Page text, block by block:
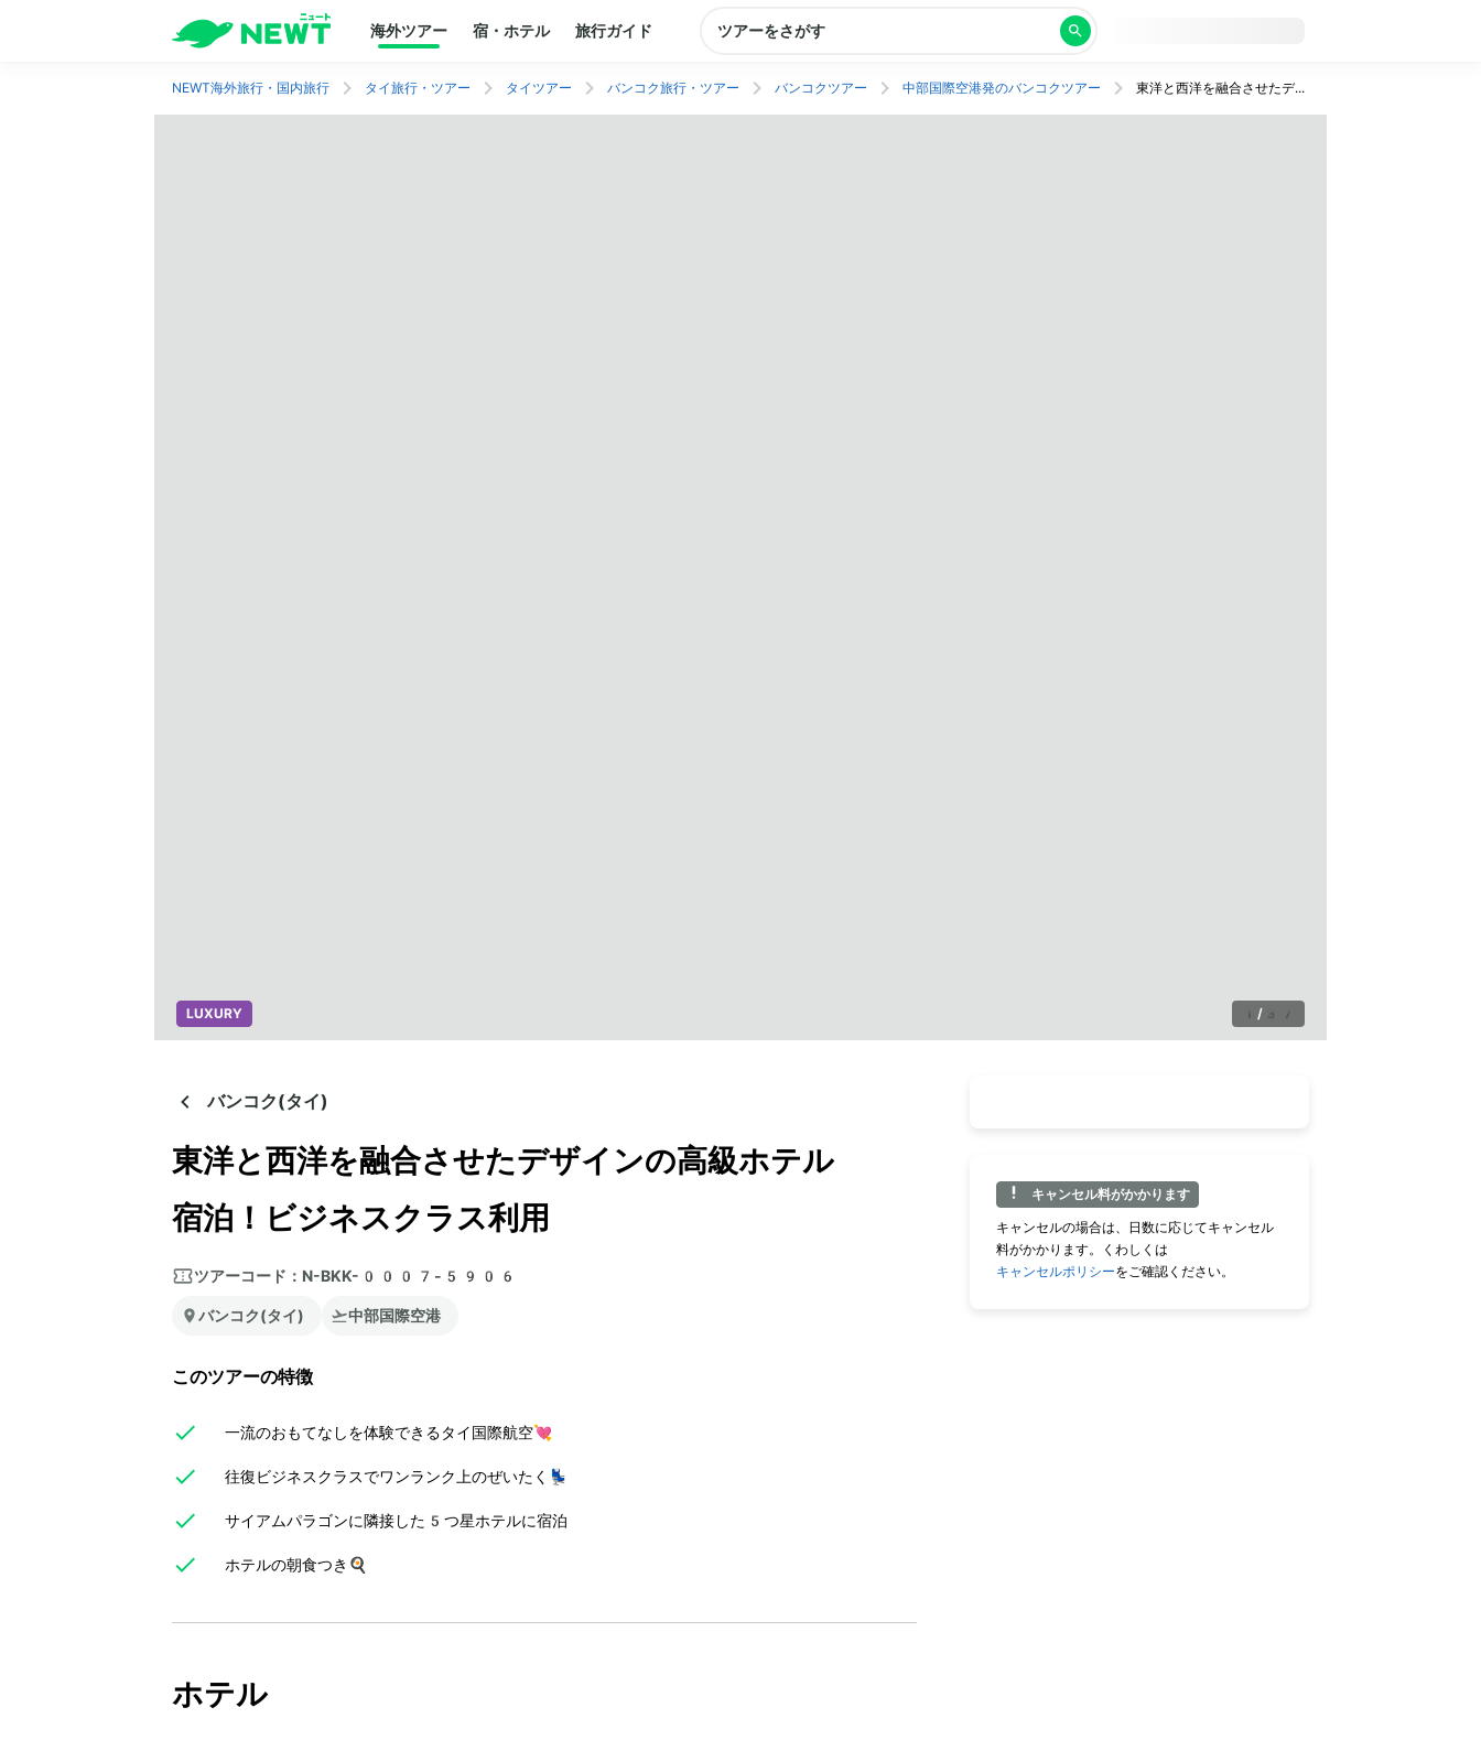
海外ツアー 宿・ホテル 旅行ガイド ツアーをさがす
NEWT海外旅行・国内旅行 タイ旅行・ツアー タイツアー バンコク旅行・ツアー バンコクツアー 中部国際空港発のバンコクツアー 東洋と西洋を融合させたデザインの高級ホテル宿泊！ビジネスクラス利用
1 / 37
LUXURY
バンコク(タイ)
東洋と西洋を融合させたデザインの高級ホテル
宿泊！ビジネスクラス利用
ツアーコード： N-BKK-0007-5906
バンコク(タイ) 中部国際空港
このツアーの特徴
一流のおもてなしを体験できるタイ国際航空💘
往復ビジネスクラスでワンランク上のぜいたく💺
サイアムパラゴンに隣接した5つ星ホテルに宿泊
ホテルの朝食つき🍳
ホテル
キャンセル料がかかります
キャンセルの場合は、日数に応じてキャンセル
料がかかります。くわしくは
キャンセルポリシーをご確認ください。